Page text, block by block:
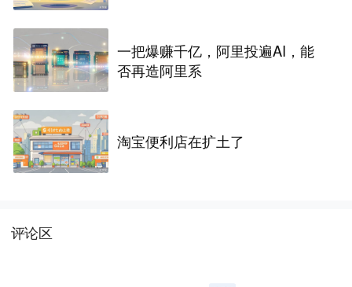
一把爆赚千亿，阿里投遍AI，能
否再造阿里系
淘宝便利店在扩土了
评论区